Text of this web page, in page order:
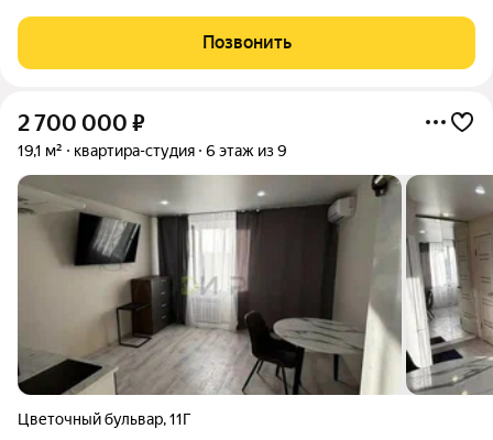
ждут своих новых владельцев! ЖК «Вивальди» - современный
жилой комплекс
Позвонить
2 700 000 ₽
19,1 м² квартира-студия 6 этаж из 9
Цветочный бульвар,11Г